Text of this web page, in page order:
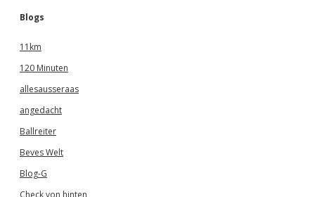
Blogs
11km
120 Minuten
allesausseraas
angedacht
Ballreiter
Beves Welt
Blog-G
Check von hinten